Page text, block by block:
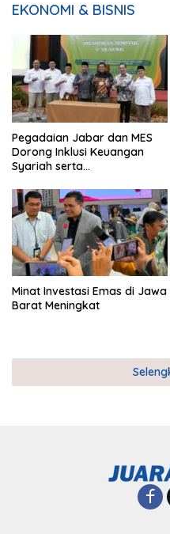
EKONOMI & BISNIS
Pegadaian Jabar dan MES
Dorong Inklusi Keuangan
Syariah serta
Minat Investasi Emas di Jawa
Barat Meningkat